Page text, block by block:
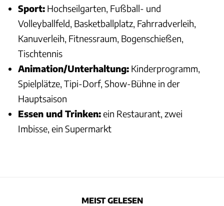
Sport: Hochseilgarten, Fußball- und
Volleyballfeld, Basketballplatz, Fahrradverleih,
Kanuverleih, Fitnessraum, Bogenschießen,
Tischtennis
Animation/Unterhaltung: Kinderprogramm,
Spielplätze, Tipi-Dorf, Show-Bühne in der
Hauptsaison
Essen und Trinken:ein Restaurant, zwei
Imbisse, ein Supermarkt
MEIST GELESEN